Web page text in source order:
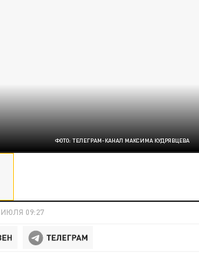
ФОТО: ТЕЛЕГРАМ-КАНАЛ МАКСИМА КУДРЯВЦЕВА
ИЮЛЯ 09:27